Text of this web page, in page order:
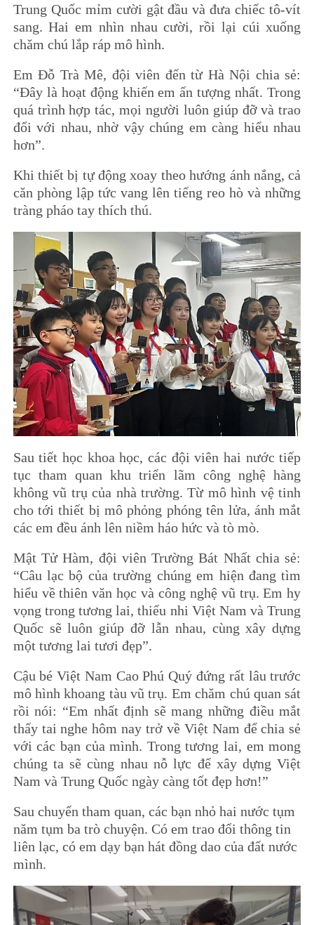
Trung Quốc mỉm cười gật đầu và đưa chiếc tô-vít
sang. Hai em nhìn nhau cười, rồi lại cúi xuống
chăm chú lắp ráp mô hình.
Em Đỗ Trà Mê, đội viên đến từ Hà Nội chia sẻ:
“Đây là hoạt động khiến em ấn tượng nhất. Trong
quá trình hợp tác, mọi người luôn giúp đỡ và trao
đổi với nhau, nhờ vậy chúng em càng hiểu nhau
hơn”.
Khi thiết bị tự động xoay theo hướng ánh nắng, cả
căn phòng lập tức vang lên tiếng reo hò và những
tràng pháo tay thích thú.
Sau tiết học khoa học, các đội viên hai nước tiếp
tục tham quan khu triển lãm công nghệ hàng
không vũ trụ của nhà trường. Từ mô hình vệ tinh
cho tới thiết bị mô phỏng phóng tên lửa, ánh mắt
các em đều ánh lên niềm háo hức và tò mò.
Mật Tử Hàm, đội viên Trường Bát Nhất chia sẻ:
“Câu lạc bộ của trường chúng em hiện đang tìm
hiểu về thiên văn học và công nghệ vũ trụ. Em hy
vọng trong tương lai, thiếu nhi Việt Nam và Trung
Quốc sẽ luôn giúp đỡ lẫn nhau, cùng xây dựng
một tương lai tươi đẹp”.
Cậu bé Việt Nam Cao Phú Quý đứng rất lâu trước
mô hình khoang tàu vũ trụ. Em chăm chú quan sát
rồi nói: “Em nhất định sẽ mang những điều mắt
thấy tai nghe hôm nay trở về Việt Nam để chia sẻ
với các bạn của mình. Trong tương lai, em mong
chúng ta sẽ cùng nhau nỗ lực để xây dựng Việt
Nam và Trung Quốc ngày càng tốt đẹp hơn!”
Sau chuyến tham quan, các bạn nhỏ hai nước tụm
năm tụm ba trò chuyện. Có em trao đổi thông tin
liên lạc, có em dạy bạn hát đồng dao của đất nước
mình.